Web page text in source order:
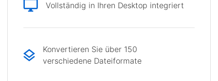
Vollständig in Ihren Desktop integriert
Konvertieren Sie über 150
verschiedene Dateiformate